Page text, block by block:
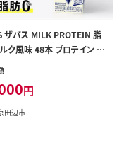
ザバス MILK PROTEIN 脂
ク風味 48本 プロテイン ザ
テイン ミルクプロテイン ド
ドリンク 飲みやすい 運動
京都 京都府 京田辺市
円
田辺市